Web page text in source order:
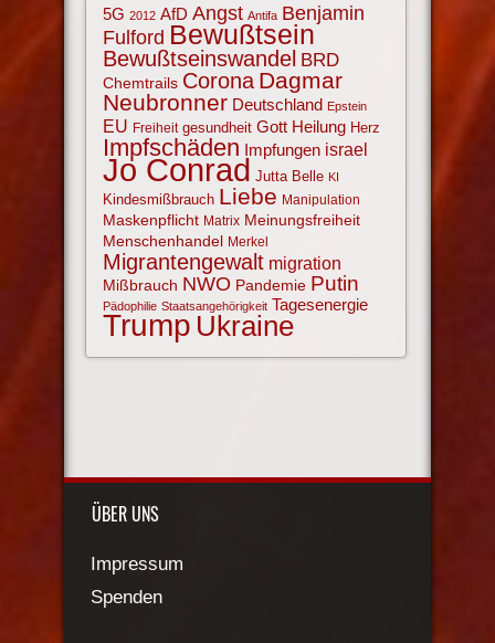
5G 2012 AfD Angst Antifa Benjamin
Fulford Bewußtsein
Bewußtseinswandel BRD
Chemtrails Corona Dagmar
Neubronner Deutschland Epstein
EU Freiheit gesundheit Gott Heilung Herz
Impfschäden Impfungen israel
Jo Conrad Jutta Belle KI
Kindesmißbrauch Liebe Manipulation
Maskenpflicht Matrix Meinungsfreiheit
Menschenhandel Merkel
Migrantengewalt migration
Mißbrauch NWO Pandemie Putin
Pädophilie Staatsangehörigkeit Tagesenergie
Trump Ukraine
ÜBER UNS
Impressum
Spenden